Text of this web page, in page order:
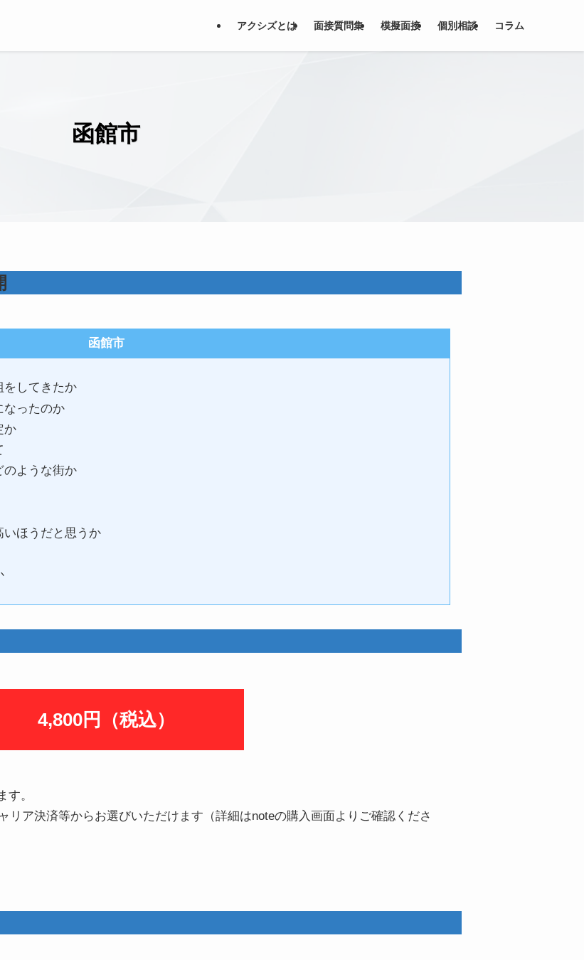
アクシズとは 面接質問集 模擬面接 個別相談 コラム
函館市
函館市
をしてきたか
なったのか
か
のような街か
いほうだと思うか
4,800円 （税込）
。
リア決済等からお選びいただけます（詳細はnoteの購入画面よりご確認くださ